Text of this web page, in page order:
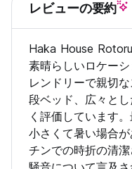
レビューの要約
Haka House
素晴らしいロケー
レンドリーで親切
段ベッド、広々と
く評価しています
小さくて暑い場合
チンでの時折の清